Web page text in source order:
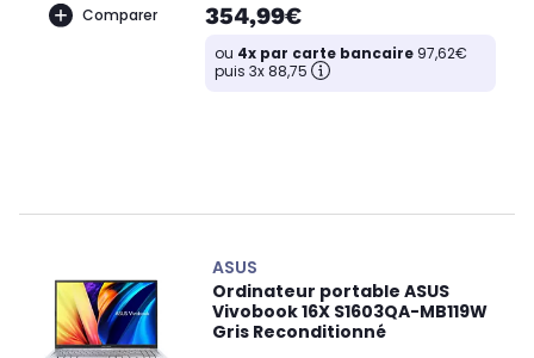
Comparer 354,99€
ou 4x par carte bancaire 97,62€
puis 3x 88,75
ASUS
Ordinateur portable ASUS
Vivobook 16X S1603QA-MB119W
Gris Reconditionné